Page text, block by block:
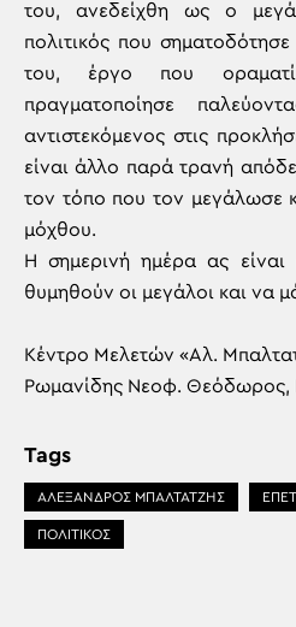
του, ανεδείχθη ως ο
πολιτικός που
του, έργο που
πραγματοποίησε
αντιστεκόμενος στις
είναι άλλο παρά τρανή
τον τόπο που τον μεγάλωσε
μόχθου.
Η σημερινή ημέρα ας είναι
θυμηθούν οι μεγάλοι και να
Κέντρο Μελετών «Αλ.
Ρωμανίδης Νεοφ. Θεόδωρος,
Tags
ΑΛΕΞΑΝΔΡΟΣ ΜΠΑΛΤΑΤΖΗΣ
ΠΟΛΙΤΙΚΟΣ